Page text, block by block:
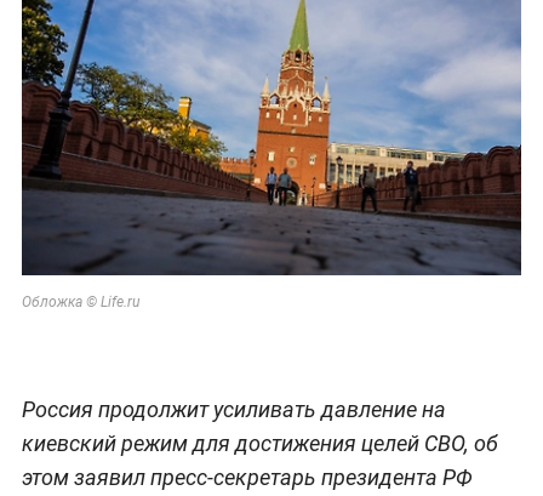
Обложка © Life.ru
Россия продолжит усиливать давление на
киевский режим для достижения целей СВО, об
этом заявил пресс-секретарь президента РФ